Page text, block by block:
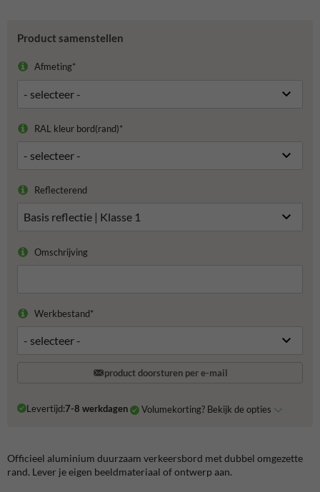
Product samenstellen
Afmeting*
RAL kleur bord(rand)*
Reflecterend
Omschrijving
Werkbestand*
product doorsturen per e-mail
Levertijd:7-8 werkdagen Volumekorting? Bekijk de opties
Officieel aluminium duurzaam verkeersbord met dubbel omgezette
rand. Lever je eigen beeldmateriaal of ontwerp aan.